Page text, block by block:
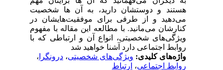
هستند و دوستشان دارید، به آن­ ها شخصیت
می‌دهید و از طرفی برای موفقیت‌های­شان در
کنارشان می‌مانید. با مطالعه این مقاله با مفهوم
ویژگی‌های شخصیتی، انواع آن و ارتباطی که با
روابط اجتماعی دارد آشنا خواهید شد
واژه‌های کلیدی:ویژگی‌های شخصیتی،درونگرا،
روابط اجتماعی،ارتباط